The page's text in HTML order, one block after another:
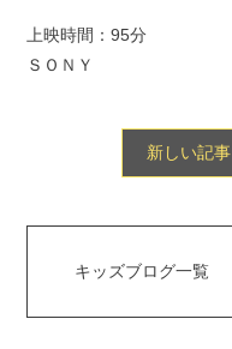
上映時間：95分
ＳＯＮＹ
新しい記事
キッズブログ一覧